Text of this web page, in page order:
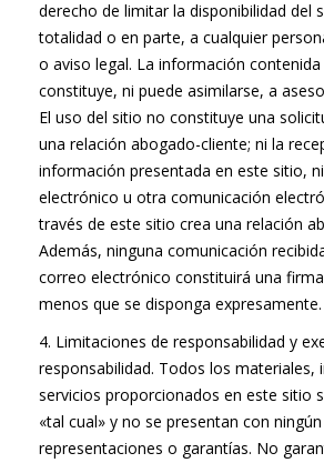
derecho de limitar la disponibilidad del
totalidad o en parte, a cualquier
o aviso legal. La información
constituye, ni puede asimilarse, a
El uso del sitio no constituye una
una relación abogado-cliente; ni la
información presentada en este sitio,
electrónico u otra comunicación
través de este sitio crea una relación
Además, ninguna comunicación
correo electrónico constituirá una
menos que se disponga expresamente.
4. Limitaciones de responsabilidad y
responsabilidad. Todos los materiales,
servicios proporcionados en este sitio
«tal cual» y no se presentan con
representaciones o garantías. No